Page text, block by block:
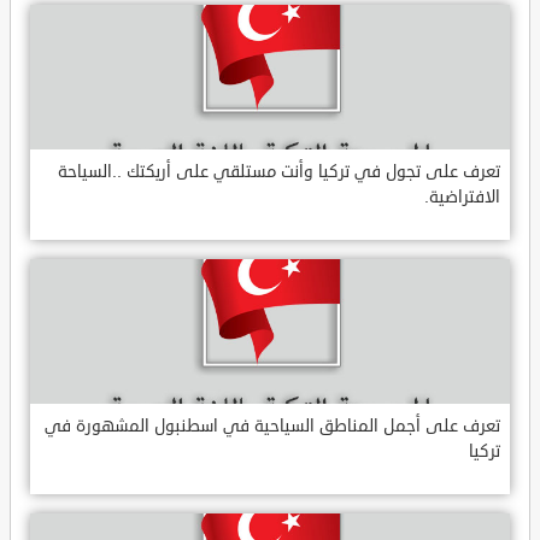
تعرف على تجول في تركيا وأنت مستلقي على أريكتك ..السياحة
الافتراضية.
تعرف على أجمل المناطق السياحية في اسطنبول المشهورة في
تركيا